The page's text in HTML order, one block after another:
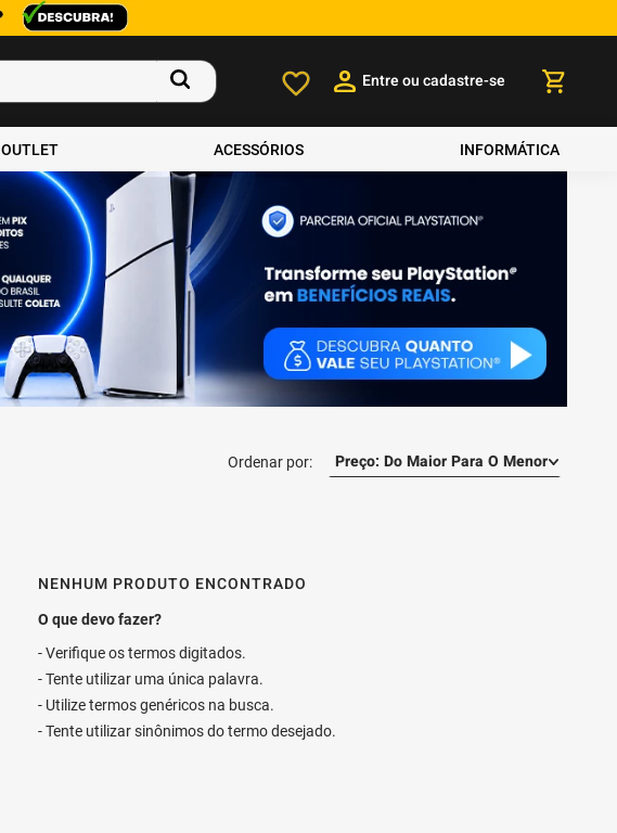
Entre ou cadastre-se
OUTLET ACESSÓRIOS INFORMÁTICA
Preço: Do Maior Para O Menor
NENHUM PRODUTO ENCONTRADO
Verifique os termos digitados.
Tente utilizar uma única palavra.
Utilize termos genéricos na busca.
Tente utilizar sinônimos do termo desejado.